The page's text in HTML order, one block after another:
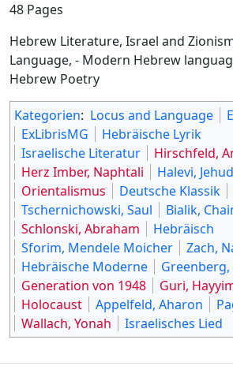
48 Pages
Hebrew Literature, Israel and
Language, - Modern Hebrew
Hebrew Poetry
Kategorien: Locus and Language
ExLibrisMG
Hebräische Lyrik
Israelische Literatur
Hirschfeld,
Herz Imber, Naphtali
Halevi,
Orientalismus
Deutsche Klassik
Tschernichowski, Saul
Bialik,
Schlonski, Abraham
Hebräisch
Sforim, Mendele Moicher
Zach,
Hebräische Moderne
Greenberg,
Generation von 1948
Guri,
Holocaust
Appelfeld, Aharon
Wallach, Yonah
Israelisches Lied